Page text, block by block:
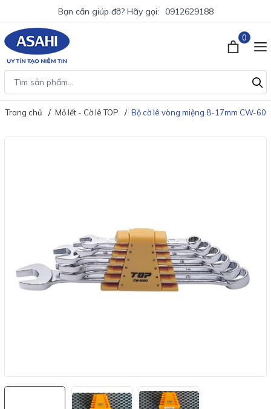
Bạn cần giúp đỡ? Hãy gọi: 0912629188
0
Trang chủ Mỏ lết - Cờ lê TOP Bộ cờ lê vòng miệng 8-17mm CW-